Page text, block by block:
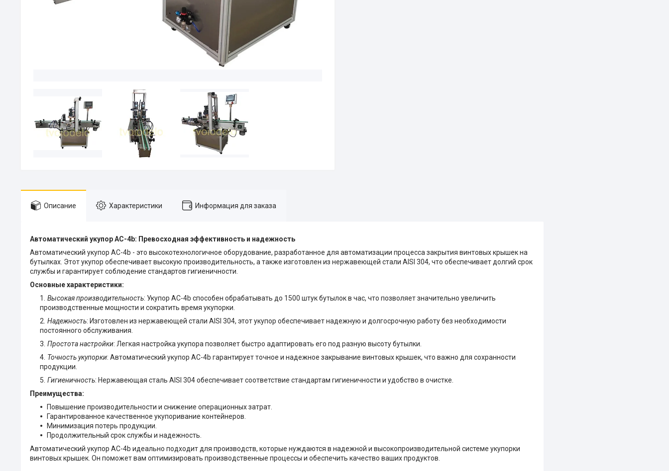
Описание Характеристики Информация для заказа
Автоматический укупор AC-4b: Превосходная эффективность и надежность
Автоматический укупор AC-4b - это высокотехнологичное оборудование, разработанное для автоматизации процесса закрытия винтовых крышек на
бутылках. Этот укупор обеспечивает высокую производительность, а также изготовлен из нержавеющей стали AISI 304, что обеспечивает долгий срок
службы и гарантирует соблюдение стандартов гигиеничности.
Основные характеристики:
Высокая производительность: Укупор AC-4b способен обрабатывать до 1500 штук бутылок в час, что позволяет значительно увеличить
производственные мощности и сократить время укупорки.
Надежность: Изготовлен из нержавеющей стали AISI 304, этот укупор обеспечивает надежную и долгосрочную работу без необходимости
постоянного обслуживания.
Простота настройки: Легкая настройка укупора позволяет быстро адаптировать его под разную высоту бутылки.
Точность укупорки: Автоматический укупор AC-4b гарантирует точное и надежное закрывание винтовых крышек, что важно для сохранности
продукции.
Гигиеничность: Нержавеющая сталь AISI 304 обеспечивает соответствие стандартам гигиеничности и удобство в очистке.
Преимущества:
Повышение производительности и снижение операционных затрат.
Гарантированное качественное укупоривание контейнеров.
Минимизация потерь продукции.
Продолжительный срок службы и надежность.
Автоматический укупор AC-4b идеально подходит для производств, которые нуждаются в надежной и высокопроизводительной системе укупорки
винтовых крышек. Он поможет вам оптимизировать производственные процессы и обеспечить качество ваших продуктов.